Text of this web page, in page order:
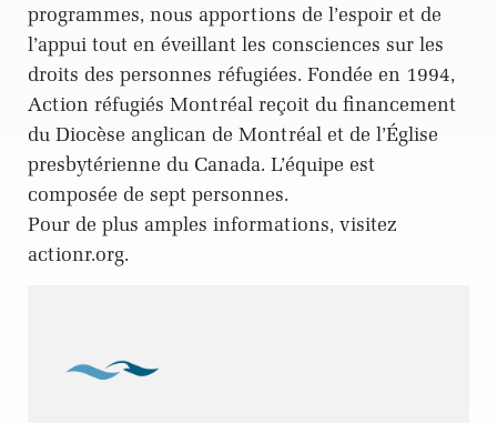
programmes, nous apportions de l’espoir et de
l’appui tout en éveillant les consciences sur les
droits des personnes réfugiées. Fondée en 1994,
Action réfugiés Montréal reçoit du financement
du Diocèse anglican de Montréal et de l’Église
presbytérienne du Canada. L’équipe est
composée de sept personnes.
Pour de plus amples informations, visitez
actionr.org.